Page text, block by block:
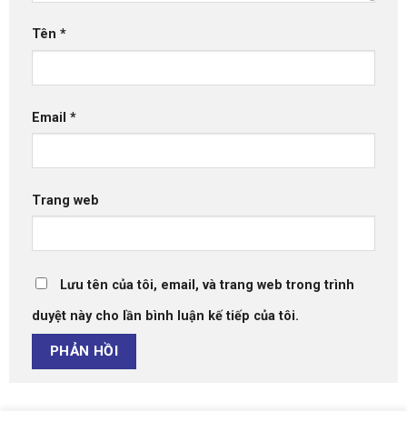
Tên *
Email *
Trang web
Lưu tên của tôi, email, và trang web trong trình
duyệt này cho lần bình luận kế tiếp của tôi.